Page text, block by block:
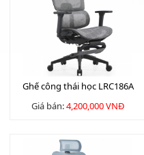
Ghế công thái học LRC186A
Giá bán:4,200,000 VNĐ